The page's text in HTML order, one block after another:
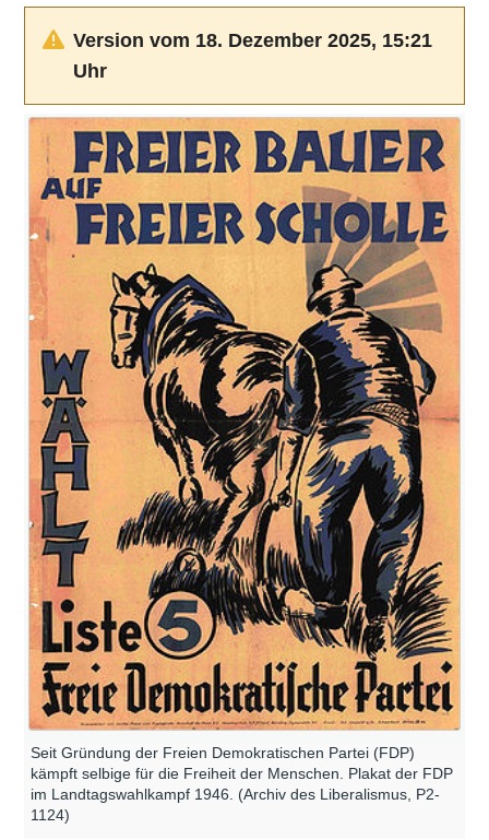
Version vom 18. Dezember 2025, 15:21
Uhr
Seit Gründung der Freien Demokratischen Partei (FDP)
kämpft selbige für die Freiheit der Menschen. Plakat der FDP
im Landtagswahlkampf 1946. (Archiv des Liberalismus, P2-
1124)